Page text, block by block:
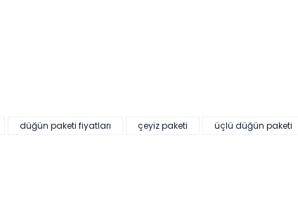
düğün paketi fiyatları çeyiz paketi üçlü düğün paketi